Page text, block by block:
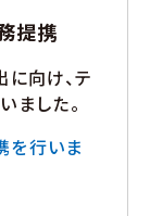
提携
向け、テ
ました。
を行いま